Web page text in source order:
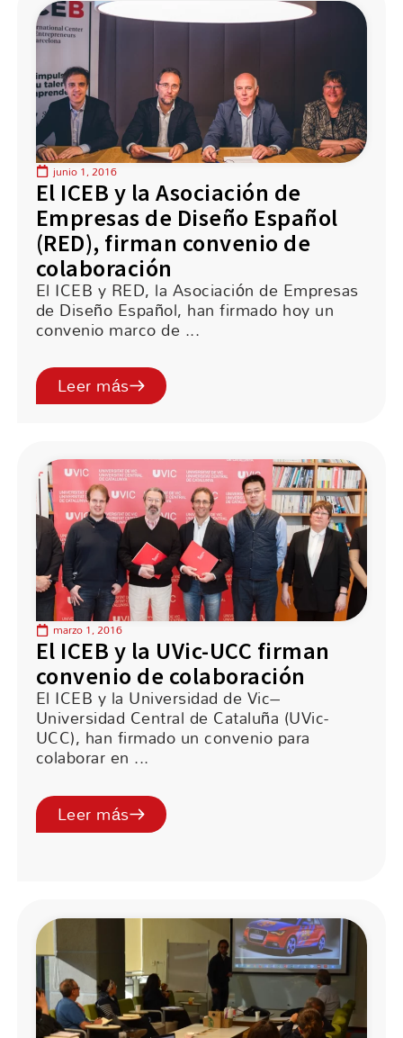
junio 1, 2016
El ICEB y la Asociación de
Empresas de Diseño Español
(RED), firman convenio de
colaboración
El ICEB y RED, la Asociación de Empresas
de Diseño Español, han firmado hoy un
convenio marco de ...
Leer más
marzo 1, 2016
El ICEB y la UVic-UCC firman
convenio de colaboración
El ICEB y la Universidad de Vic–
Universidad Central de Cataluña (UVic-
UCC), han firmado un convenio para
colaborar en ...
Leer más